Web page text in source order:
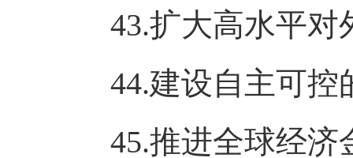
43.扩大高水平
44.建设自主可
45.推进全球经